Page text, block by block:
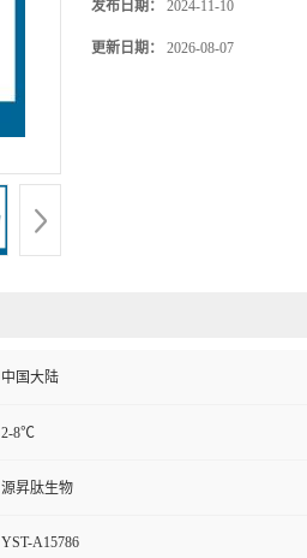
发布日期： 2024-11-10
更新日期： 2026-08-07
中国大陆
2-8℃
源昇肽生物
YST-A15786